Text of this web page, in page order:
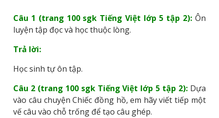
Câu 1 (trang 100 sgk Tiếng Việt lớp 5 tập 2): Ôn
luyện tập đọc và học thuộc lòng.
Trả lời:
Học sinh tự ôn tập.
Câu 2 (trang 100 sgk Tiếng Việt lớp 5 tập 2):Dựa
vào câu chuyện Chiếc đồng hồ, em hãy viết tiếp một
vế câu vào chỗ trống để tạo câu ghép.